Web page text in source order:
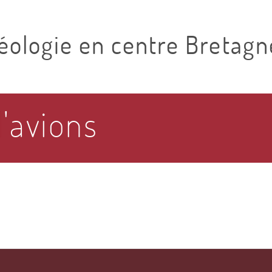
en centre